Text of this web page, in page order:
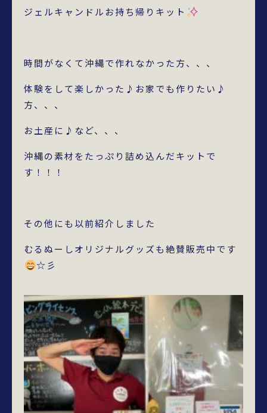
ジェルキャンドルお持ち帰りキット
時間がなくて沖縄で作れなかった方、、、
体験をして楽しかった♪お家でも作りたい♪
方、、、
お土産に♪など、、、
沖縄の素材をたっぷり詰め込んだキットで
す！！！
その他にも以前紹介しました
むるぬーしオリジナルグッズも絶賛販売中です
☆彡